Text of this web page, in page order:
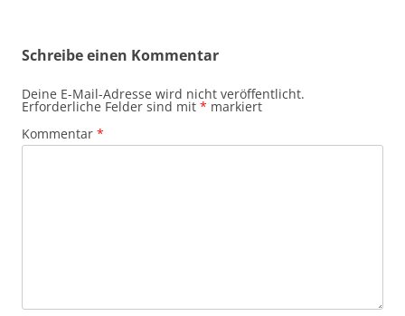
Schreibe einen Kommentar
Deine E-Mail-Adresse wird nicht veröffentlicht.
Erforderliche Felder sind mit * markiert
Kommentar *